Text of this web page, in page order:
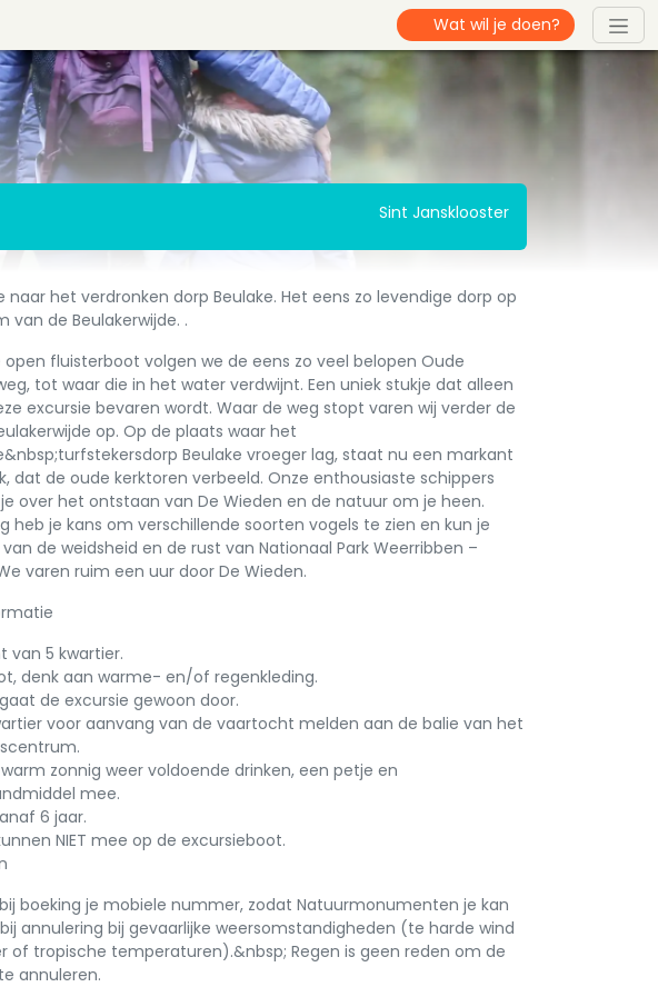
Sint Jansklooster
naar het verdronken dorp Beulake. Het eens zo levendige dorp op
van de Beulakerwijde. .
open fluisterboot volgen we de eens zo veel belopen Oude
tot waar die in het water verdwijnt. Een uniek stukje dat alleen
excursie bevaren wordt. Waar de weg stopt varen wij verder de
op. Op de plaats waar het
Beulake vroeger lag, staat nu een markant
dat de oude kerktoren verbeeld. Onze enthousiaste schippers
over het ontstaan van De Wieden en de natuur om je heen.
heb je kans om verschillende soorten vogels te zien en kun je
de weidsheid en de rust van Nationaal Park Weerribben –
varen ruim een uur door De Wieden.
van 5 kwartier.
denk aan warme- en/of regenkleding.
de excursie gewoon door.
voor aanvang van de vaartocht melden aan de balie van het
zonnig weer voldoende drinken, een petje en
mee.
6 jaar.
NIET mee op de excursieboot.
boeking je mobiele nummer, zodat Natuurmonumenten je kan
annulering bij gevaarlijke weersomstandigheden (te harde wind
of tropische temperaturen).&nbsp; Regen is geen reden om de
annuleren.